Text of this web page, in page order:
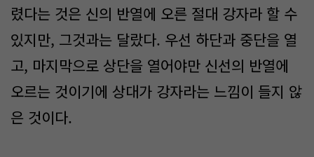
렸다는 것은 신의 반열에 오른 절대 강자라 할 수
있지만, 그것과는 달랐다. 우선 하단과 중단을 열
고, 마지막으로 상단을 열어야만 신선의 반열에
오르는 것이기에 상대가 강자라는 느낌이 들지 않
은 것이다.